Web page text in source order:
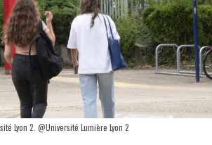
Lyon 2. @Université Lumière Lyon 2